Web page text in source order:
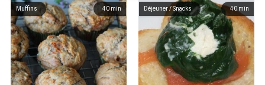
40 min
Muffins 40 min
Déjeuner / Snacks